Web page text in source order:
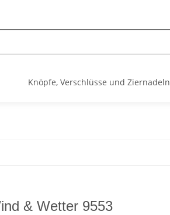
Knöpfe, Verschlüsse und Ziernadeln
& Wetter 9553